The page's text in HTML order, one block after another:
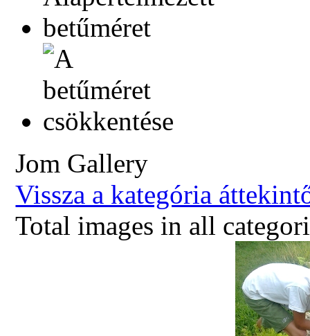
Jom Gallery
Vissza a kategória
Total images in all